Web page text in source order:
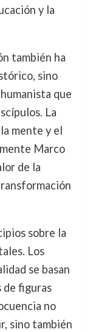
y la
también ha
sino
que
La
mente y el
Marco
de la
sobre la
Los
se basan
de figuras
no
sino también